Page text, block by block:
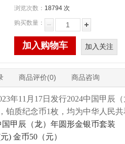
浏览次数： 18794 次
购买数量：
加入购物车 加入关注
商品评价(0) 商品咨询
年11月17日发行2024中国甲辰
铂质纪念币1枚，均为中华人民共
国甲辰（龙）年圆形金银币套装
) 金币50（元）